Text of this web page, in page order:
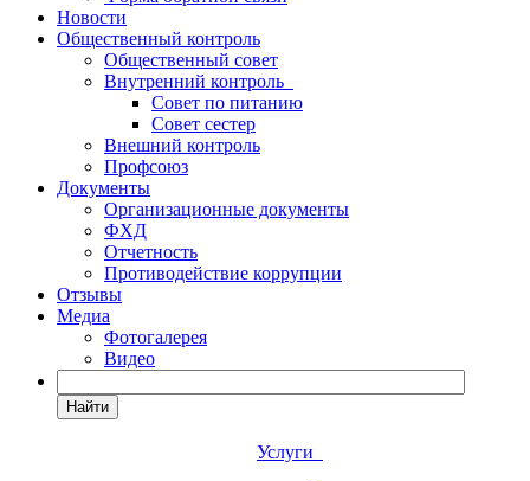
Новости
Общественный контроль
Общественный совет
Внутренний контроль
Совет по питанию
Совет сестер
Внешний контроль
Профсоюз
Документы
Организационные документы
ФХД
Отчетность
Противодействие коррупции
Отзывы
Медиа
Фотогалерея
Видео
Найти
Услуги